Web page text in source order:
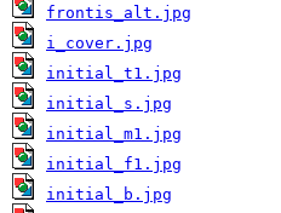
frontis_alt.jpg
i_cover.jpg
initial_t1.jpg
initial_s.jpg
initial_m1.jpg
initial_f1.jpg
initial_b.jpg